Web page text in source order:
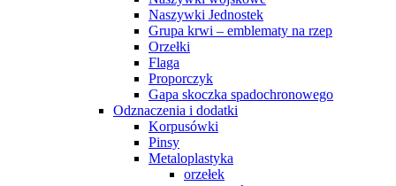
Naszywki Jednostek
Grupa krwi – emblematy na rzep
Orzełki
Flaga
Proporczyk
Gapa skoczka spadochronowego
Odznaczenia i dodatki
Korpusówki
Pinsy
Metaloplastyka
orzełek